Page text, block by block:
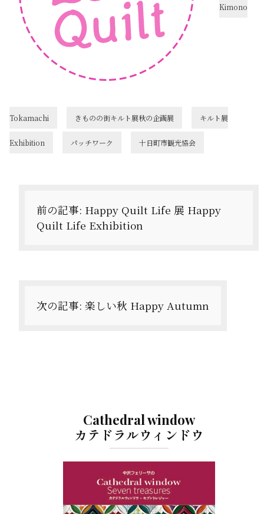
Kimono
Tokamachi きものの街キルト展秋の企画展 キルト展
Exhibition パッチワーク 十日町市観光協会
前の記事: Happy Quilt Life 展 Happy
Quilt Life Exhibition
次の記事: 楽しい秋 Happy Autumn
Cathedral window
カテドラルウィンドウ